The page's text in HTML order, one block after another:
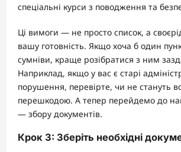
спеціальні курси з поводження та
Ці вимоги — не просто список, а
вашу готовність. Якщо хоча б один
сумніви, краще розібратися з ним
Наприклад, якщо у вас є старі
порушення, перевірте, чи не стануть
перешкодою. А тепер перейдемо до
— збору документів.
Крок 3: Зберіть необхідні